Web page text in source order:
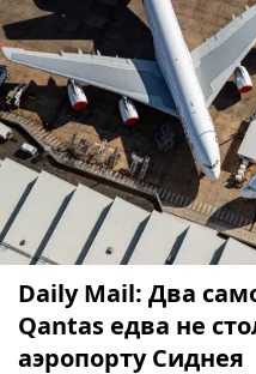
Daily Mail: Два
Qantas едва не
аэропорту Сиднея